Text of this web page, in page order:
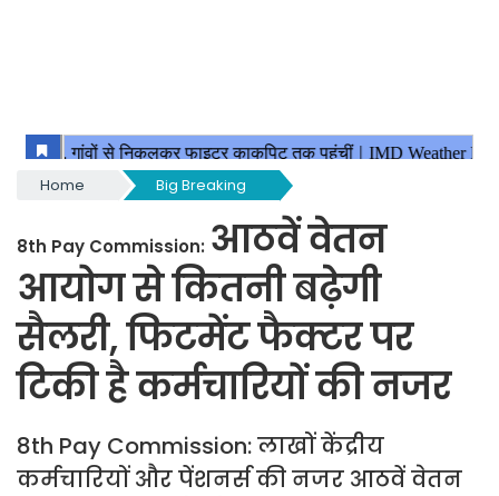
Home Big Breaking
8th Pay Commission: आठवें वेतन
आयोग से कितनी बढ़ेगी
सैलरी, फिटमेंट फैक्टर पर
टिकी है कर्मचारियों की नजर
8th Pay Commission: लाखों केंद्रीय
कर्मचारियों और पेंशनर्स की नजर आठवें वेतन